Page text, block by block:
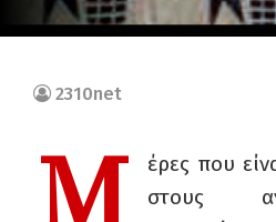
2310net
έρες που
στους